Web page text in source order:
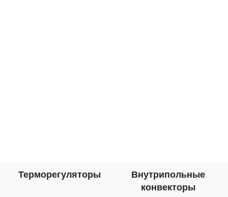
Терморегуляторы
Внутрипольные
конвекторы